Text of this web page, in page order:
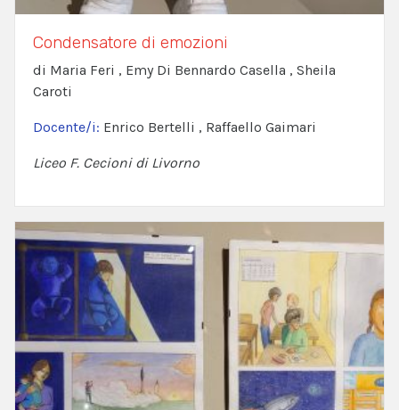
Condensatore di emozioni
di Maria Feri , Emy Di Bennardo Casella , Sheila
Caroti
Docente/i: Enrico Bertelli , Raffaello Gaimari
Liceo F. Cecioni di Livorno